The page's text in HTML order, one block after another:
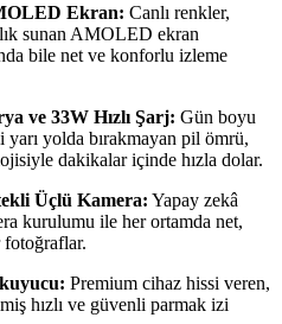
Ekran: Canlı renkler,
sunan AMOLED ekran
bile net ve konforlu izleme
ve 33W Hızlı Şarj: Gün boyu
yolda bırakmayan pil ömrü,
dakikalar içinde hızla dolar.
Üçlü Kamera: Yapay zekâ
kurulumu ile her ortamda net,
fotoğraflar.
Premium cihaz hissi veren,
hızlı ve güvenli parmak izi